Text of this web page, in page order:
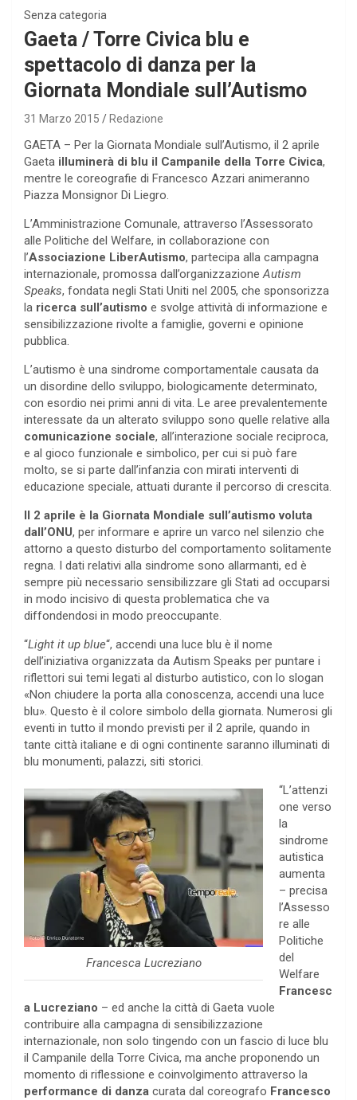
Senza categoria
Gaeta / Torre Civica blu e
spettacolo di danza per la
Giornata Mondiale sull’Autismo
31 Marzo 2015 Redazione
GAETA – Per la Giornata Mondiale sull’Autismo, il 2 aprile
Gaeta illuminerà di blu il Campanile della Torre Civica,
mentre le coreografie di Francesco Azzari animeranno
Piazza Monsignor Di Liegro.
L’Amministrazione Comunale, attraverso l’Assessorato
alle Politiche del Welfare, in collaborazione con
l’Associazione LiberAutismo, partecipa alla campagna
internazionale, promossa dall’organizzazioneAutism
Speaks, fondata negli Stati Uniti nel 2005, che sponsorizza
la ricerca sull’autismo e svolge attività di informazione e
sensibilizzazione rivolte a famiglie, governi e opinione
pubblica.
L’autismo è una sindrome comportamentale causata da
un disordine dello sviluppo, biologicamente determinato,
con esordio nei primi anni di vita. Le aree prevalentemente
interessate da un alterato sviluppo sono quelle relative alla
comunicazione sociale, all’interazione sociale reciproca,
e al gioco funzionale e simbolico, per cui si può fare
molto, se si parte dall’infanzia con mirati interventi di
educazione speciale, attuati durante il percorso di crescita.
Il 2 aprile è la Giornata Mondiale sull’autismo voluta
dall’ONU, per informare e aprire un varco nel silenzio che
attorno a questo disturbo del comportamento solitamente
regna. I dati relativi alla sindrome sono allarmanti, ed è
sempre più necessario sensibilizzare gli Stati ad occuparsi
in modo incisivo di questa problematica che va
diffondendosi in modo preoccupante.
“Light it up blue“, accendi una luce blu è il nome
dell’iniziativa organizzata da Autism Speaks per puntare i
riflettori sui temi legati al disturbo autistico, con lo slogan
«Non chiudere la porta alla conoscenza, accendi una luce
blu». Questo è il colore simbolo della giornata. Numerosi gli
eventi in tutto il mondo previsti per il 2 aprile, quando in
tante città italiane e di ogni continente saranno illuminati di
blu monumenti, palazzi, siti storici.
Francesca Lucreziano
“L’attenzi
one verso
la
sindrome
autistica
aumenta
– precisa
l’Assesso
re alle
Politiche
del
Welfare
Francesc
a Lucreziano – ed anche la città di Gaeta vuole
contribuire alla campagna di sensibilizzazione
internazionale, non solo tingendo con un fascio di luce blu
il Campanile della Torre Civica, ma anche proponendo un
momento di riflessione e coinvolgimento attraverso la
performance di danza curata dal coreografo Francesco